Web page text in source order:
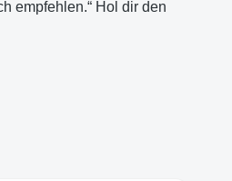
empfehlen.“ Hol dir den